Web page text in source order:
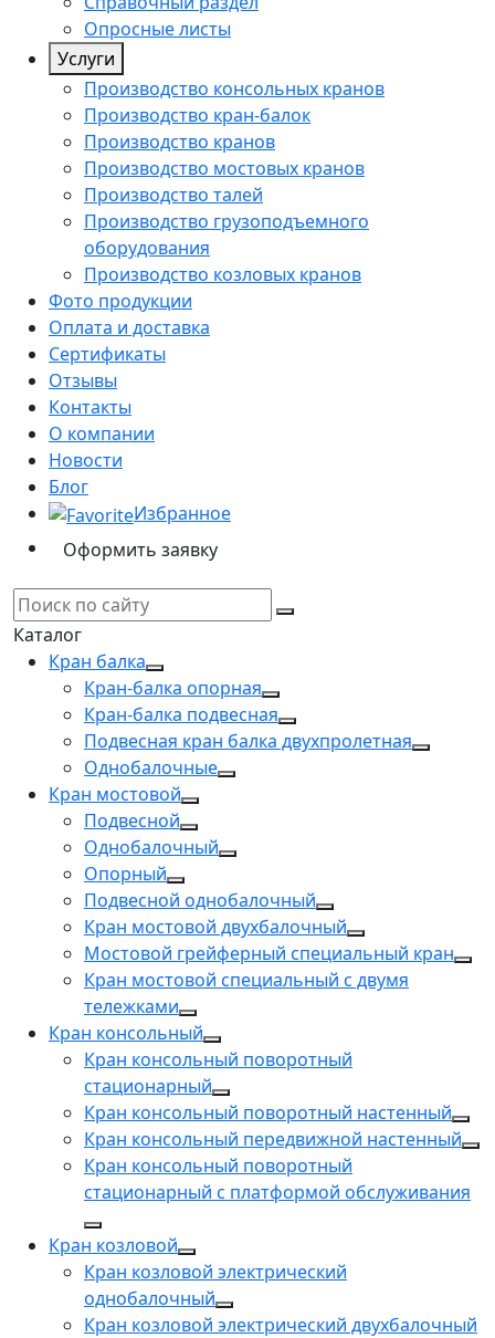
Опросные листы
Услуги
Производство консольных кранов
Производство кран-балок
Производство кранов
Производство мостовых кранов
Производство талей
Производство грузоподъемного
оборудования
Производство козловых кранов
Фото продукции
Оплата и доставка
Сертификаты
Отзывы
Контакты
О компании
Новости
Блог
Избранное
Оформить заявку
Каталог
Кран балка
Кран-балка опорная
Кран-балка подвесная
Подвесная кран балка двухпролетная
Однобалочные
Кран мостовой
Подвесной
Однобалочный
Опорный
Подвесной однобалочный
Кран мостовой двухбалочный
Мостовой грейферный специальный кран
Кран мостовой специальный с двумя
тележками
Кран консольный
Кран консольный поворотный
стационарный
Кран консольный поворотный настенный
Кран консольный передвижной настенный
Кран консольный поворотный
стационарный с платформой обслуживания
Кран козловой
Кран козловой электрический
однобалочный
Кран козловой электрический двухбалочный